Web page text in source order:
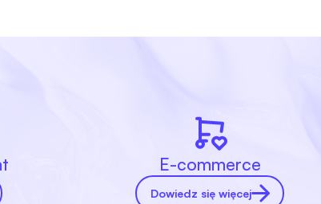
E-commerce
Dowiedz się więcej